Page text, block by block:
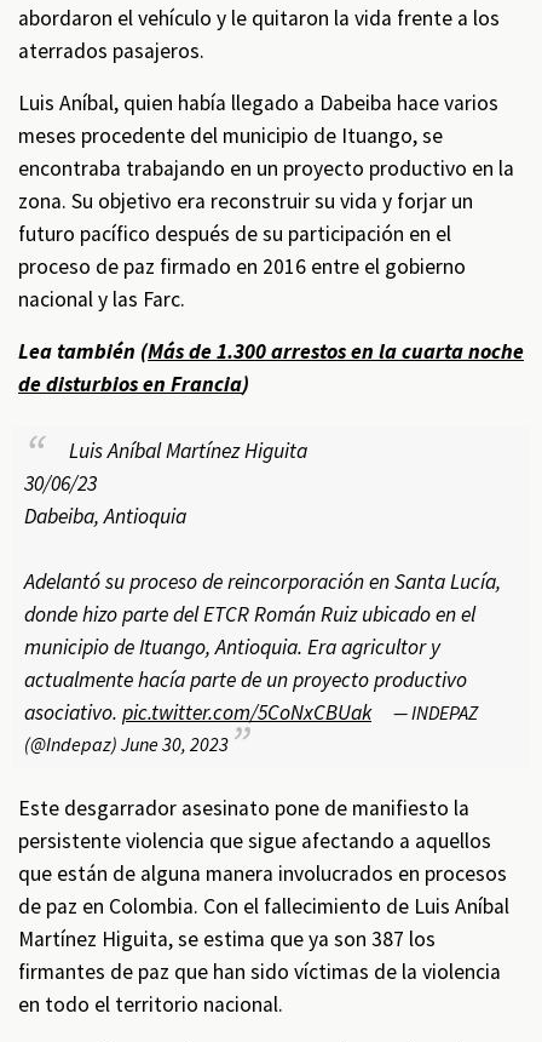
abordaron el vehículo y le quitaron la vida frente a los
aterrados pasajeros.
Luis Aníbal, quien había llegado a Dabeiba hace varios
meses procedente del municipio de Ituango, se
encontraba trabajando en un proyecto productivo en la
zona. Su objetivo era reconstruir su vida y forjar un
futuro pacífico después de su participación en el
proceso de paz firmado en 2016 entre el gobierno
nacional y las Farc.
Lea también (Más de 1.300 arrestos en la cuarta noche
de disturbios en Francia)
Luis Aníbal Martínez Higuita
30/06/23
Dabeiba, Antioquia
Adelantó su proceso de reincorporación en Santa Lucía,
donde hizo parte del ETCR Román Ruiz ubicado en el
municipio de Ituango, Antioquia. Era agricultor y
actualmente hacía parte de un proyecto productivo
asociativo. pic.twitter.com/5CoNxCBUak
— INDEPAZ
(@Indepaz) June 30, 2023
Este desgarrador asesinato pone de manifiesto la
persistente violencia que sigue afectando a aquellos
que están de alguna manera involucrados en procesos
de paz en Colombia. Con el fallecimiento de Luis Aníbal
Martínez Higuita, se estima que ya son 387 los
firmantes de paz que han sido víctimas de la violencia
en todo el territorio nacional.